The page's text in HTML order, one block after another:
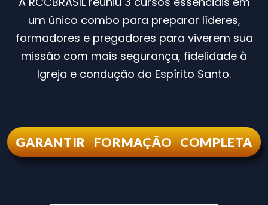
um único combo para preparar líderes,
formadores e pregadores para viverem sua
missão com mais segurança, fidelidade à
Igreja e condução do Espírito Santo.
GARANTIR FORMAÇÃO COMPLETA